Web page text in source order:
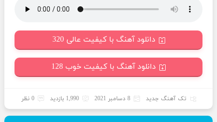
دانلود آهنگ با کیفیت عالی 320
دانلود آهنگ با کیفیت خوب 128
تک آهنگ جدید 8 دسامبر 2021 1,990 بازدید 0 نظر